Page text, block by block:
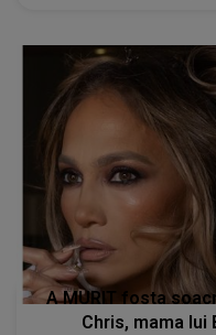
A MURIT fosta
Chris, mama